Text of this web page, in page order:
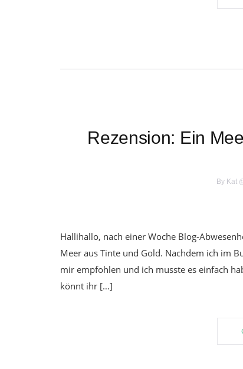
Rezension: Ein
By Kat
Hallihallo, nach einer Woche Blog-
Meer aus Tinte und Gold. Nachdem ich im
mir empfohlen und ich musste es einfach
könnt ihr […]